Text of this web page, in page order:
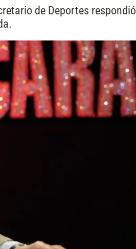
de Deportes respondió